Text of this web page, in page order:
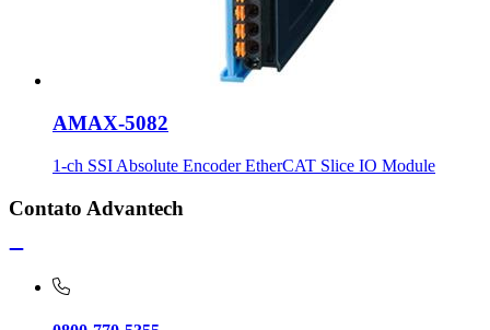
AMAX-5082
1-ch SSI Absolute Encoder EtherCAT Slice IO Module
Contato Advantech